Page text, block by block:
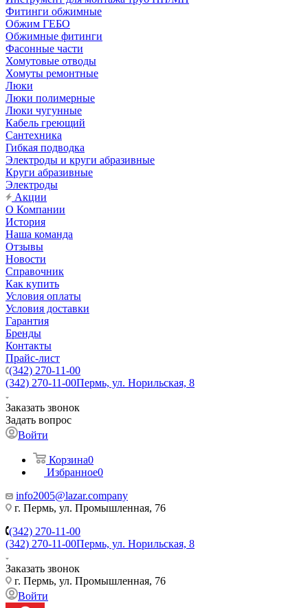
Фитинги обжимные
Обжим ГЕБО
Обжимные фитинги
Фасонные части
Хомутовые отводы
Хомуты ремонтные
Люки
Люки полимерные
Люки чугунные
Кабель греющий
Сантехника
Гибкая подводка
Электроды и круги абразивные
Круги абразивные
Электроды
Акции
О Компании
История
Наша команда
Отзывы
Новости
Справочник
Как купить
Условия оплаты
Условия доставки
Гарантия
Бренды
Контакты
Прайс-лист
(342) 270-11-00
(342) 270-11-00Пермь, ул. Норильская, 8
Заказать звонок
Задать вопрос
Войти
Корзина0
Избранное0
info2005@lazar.company
г. Пермь, ул. Промышленная, 76
(342) 270-11-00
(342) 270-11-00Пермь, ул. Норильская, 8
Заказать звонок
г. Пермь, ул. Промышленная, 76
Войти